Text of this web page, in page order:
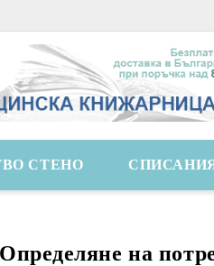
СТЕНО
Определяне на